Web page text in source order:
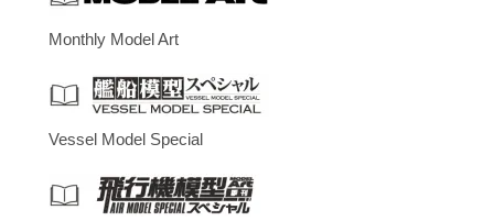
Monthly Model Art
Vessel Model Special